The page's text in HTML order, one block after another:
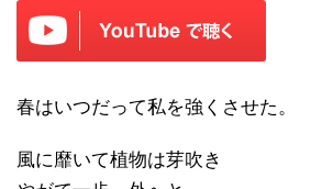
春はいつだって私を強くさせた。
風に靡いて植物は芽吹き